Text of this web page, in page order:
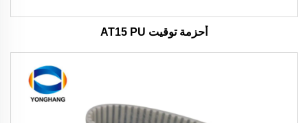
أحزمة توقيت AT15 PU